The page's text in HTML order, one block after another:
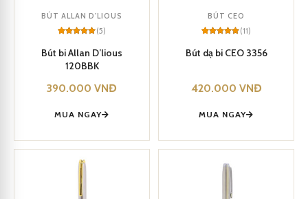
BÚT ALLAN D'LIOUS
out of 5
based on
customer
(5)
Bút bi Allan D’lious
120BBK
390.000 VNĐ
MUA NGAY
BÚT CEO
out of 5
based on
(11)
Bút dạ bi CEO 3356
420.000 VNĐ
MUA NGAY